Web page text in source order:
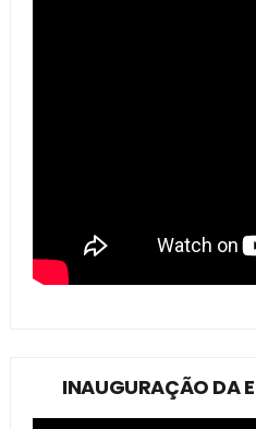
INAUGURAÇÃO DA